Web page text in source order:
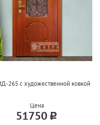
265 с художественной ковкой
Цена
51750